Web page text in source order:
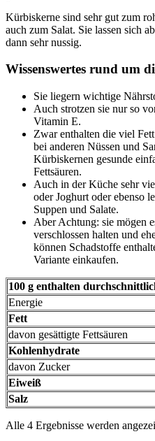
Kürbiskerne sind sehr gut zum
auch zum Salat. Sie lassen sich
dann sehr nussig.
Wissenswertes rund um
Sie liegern wichtige
Auch strotzen sie nur so
Vitamin E.
Zwar enthalten die viel
bei anderen Nüssen und
Kürbiskernen gesunde
Fettsäuren.
Auch in der Küche sehr
oder Joghurt oder ebenso
Suppen und Salate.
Aber Achtung: sie mögen
verschlossen halten und
können Schadstoffe
Variante einkaufen.
100 g enthalten
Energie
Fett
davon gesättigte Fettsäuren
Kohlenhydrate
davon Zucker
Eiweiß
Salz
Alle 4 Ergebnisse werden